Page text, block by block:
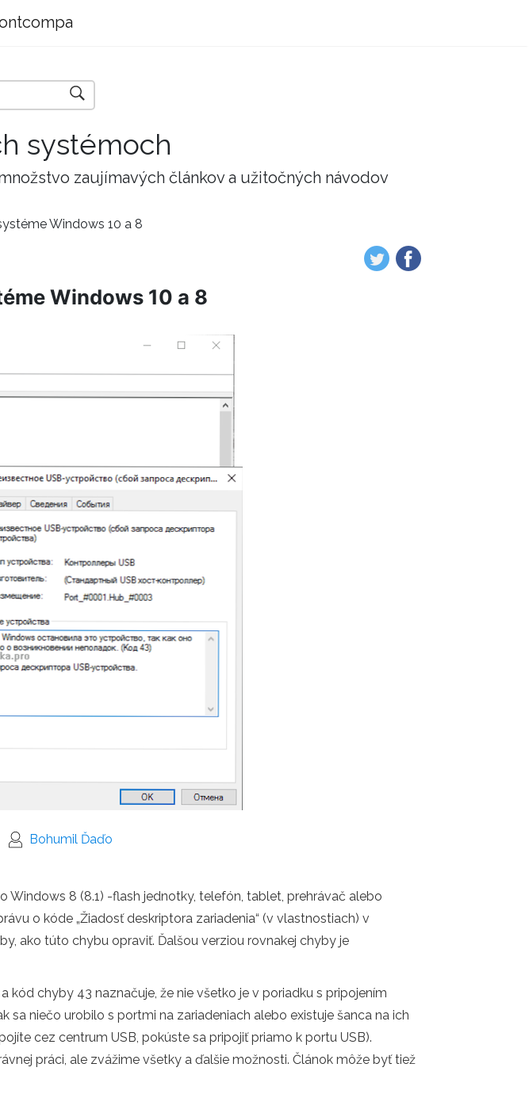
systémoch
zaujímavých článkov a užitočných návodov
Windows 10 a 8
Windows 10 a 8
Bohumil Ďaďo
8 (8.1) -flash jednotky, telefón, tablet, prehrávač alebo
o kóde „Žiadosť deskriptora zariadenia“ (v vlastnostiach) v
ako túto chybu opraviť. Ďalšou verziou rovnakej chyby je
chyby 43 naznačuje, že nie všetko je v poriadku s pripojením
niečo urobilo s portmi na zariadeniach alebo existuje šanca na ich
cez centrum USB, pokúste sa pripojiť priamo k portu USB).
práci, ale zvážime všetky a ďalšie možnosti. Článok môže byť tiež